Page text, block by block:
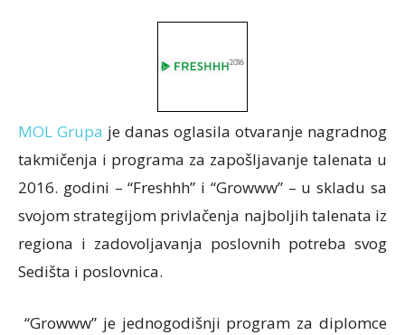
MOL Grupa je danas oglasila otvaranje nagradnog
takmičenja i programa za zapošljavanje talenata u
2016. godini – “Freshhh” i “Growww” – u skladu sa
svojom strategijom privlačenja najboljih talenata iz
regiona i zadovoljavanja poslovnih potreba svog
Sedišta i poslovnica.
“Growww” je jednogodišnji program za diplomce